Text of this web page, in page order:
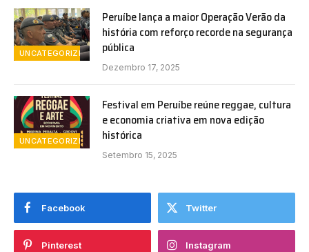
UNCATEGORIZED
Peruíbe lança a maior Operação Verão da
história com reforço recorde na segurança
pública
Dezembro 17, 2025
UNCATEGORIZED
Festival em Peruíbe reúne reggae, cultura
e economia criativa em nova edição
histórica
Setembro 15, 2025
Facebook Twitter
Pinterest Instagram